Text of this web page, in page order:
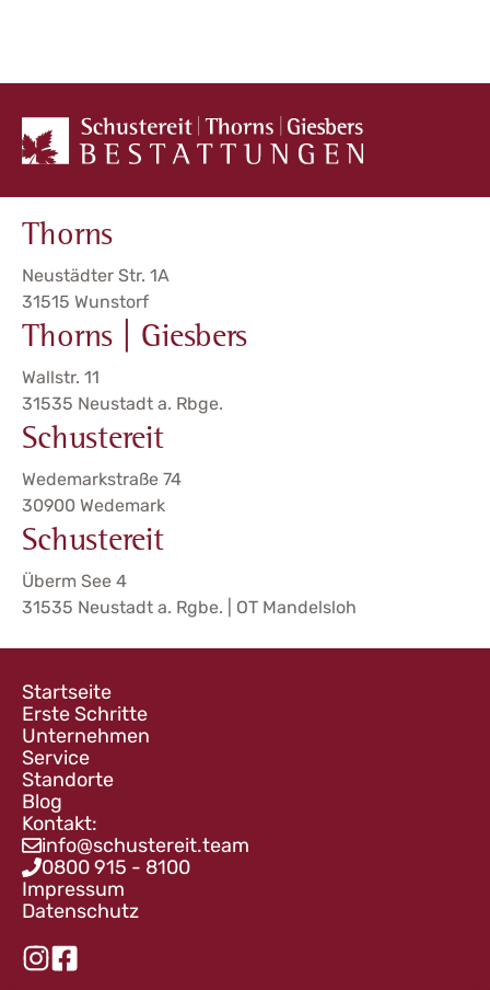
Thorns
Neustädter Str. 1A
31515 Wunstorf
Thorns | Giesbers
Wallstr. 11
31535 Neustadt a. Rbge.
Schustereit
Wedemarkstraße 74
30900 Wedemark
Schustereit
Überm See 4
31535 Neustadt a. Rgbe. | OT Mandelsloh
Startseite
Erste Schritte
Unternehmen
Service
Standorte
Blog
Kontakt:
info@schustereit.team
0800 915 - 8100
Impressum
Datenschutz